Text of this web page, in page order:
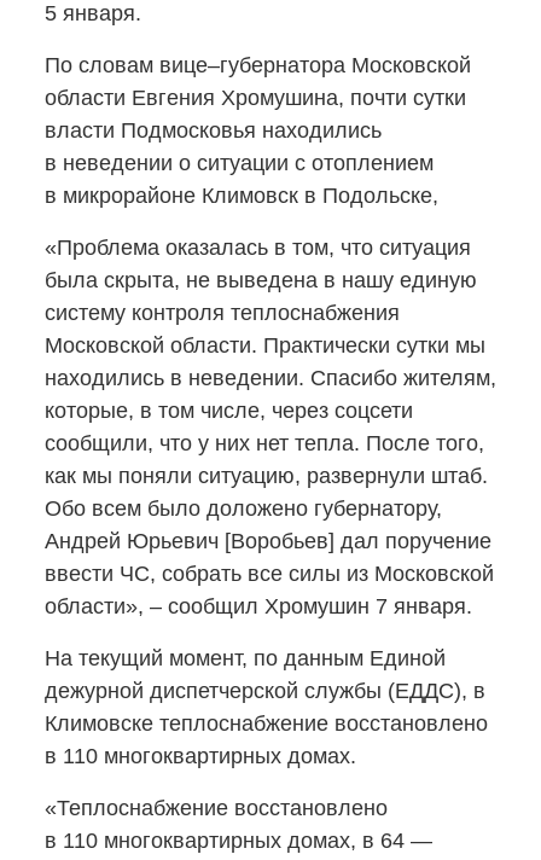
5 января.
По словам вице–губернатора Московской
области Евгения Хромушина, почти сутки
власти Подмосковья находились
в неведении о ситуации с отоплением
в микрорайоне Климовск в Подольске,
«Проблема оказалась в том, что ситуация
была скрыта, не выведена в нашу единую
систему контроля теплоснабжения
Московской области. Практически сутки мы
находились в неведении. Спасибо жителям,
которые, в том числе, через соцсети
сообщили, что у них нет тепла. После того,
как мы поняли ситуацию, развернули штаб.
Обо всем было доложено губернатору,
Андрей Юрьевич [Воробьев] дал поручение
ввести ЧС, собрать все силы из Московской
области», – сообщил Хромушин 7 января.
На текущий момент, по данным Единой
дежурной диспетчерской службы (ЕДДС), в
Климовске теплоснабжение восстановлено
в 110 многоквартирных домах.
«Теплоснабжение восстановлено
в 110 многоквартирных домах, в 64 —